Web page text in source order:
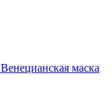
Венецианская маска